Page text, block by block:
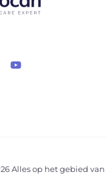
Alles op het gebied